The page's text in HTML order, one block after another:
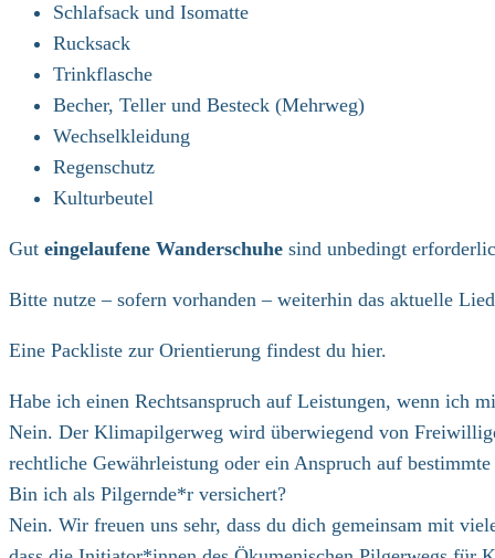
Schlafsack und Isomatte
Rucksack
Trinkflasche
Becher, Teller und Besteck (Mehrweg)
Wechselkleidung
Regenschutz
Kulturbeutel
Gut eingelaufene Wanderschuhe sind unbedingt
Bitte nutze – sofern vorhanden – weiterhin das aktuelle
Eine Packliste zur Orientierung findest du hier.
Habe ich einen Rechtsanspruch auf Leistungen, wenn ich
Nein. Der Klimapilgerweg wird überwiegend von
rechtliche Gewährleistung oder ein Anspruch auf
Bin ich als Pilgernde*r versichert?
Nein. Wir freuen uns sehr, dass du dich gemeinsam mit